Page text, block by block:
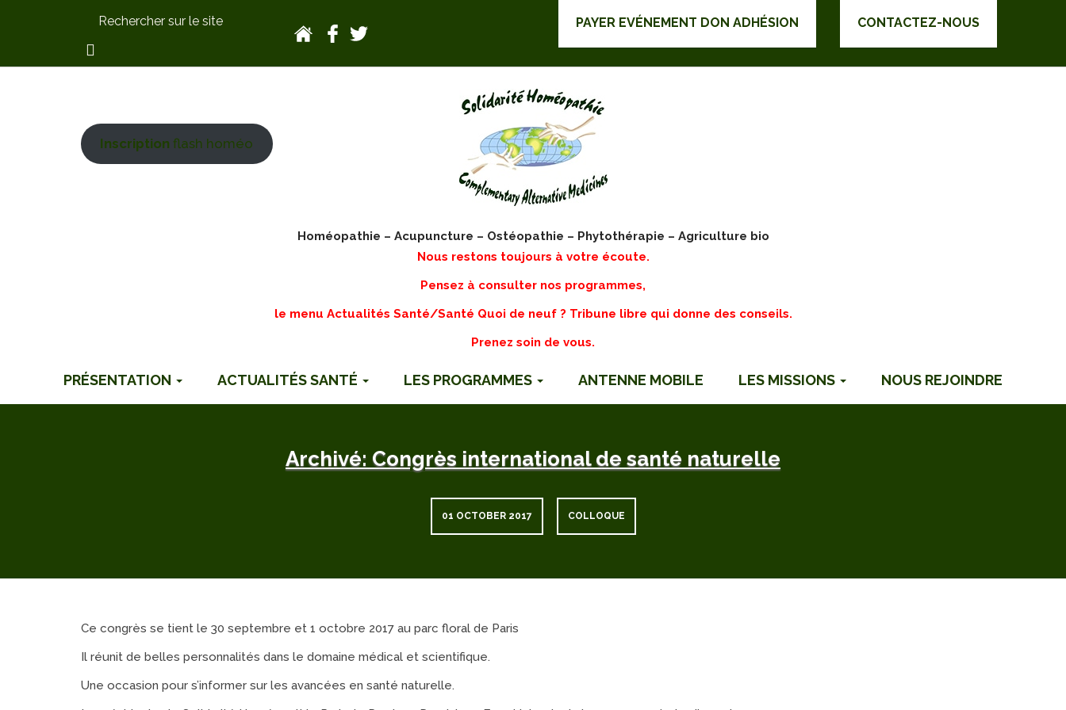
PAYER EVÉNEMENT DON ADHÉSION CONTACTEZ-NOUS
Inscription flash homéo
Homéopathie – Acupuncture – Ostéopathie – Phytothérapie – Agriculture bio
Nous restons toujours à votre écoute.
Pensez à consulter nos programmes,
le menu Actualités Santé/Santé Quoi de neuf ? Tribune libre qui donne des conseils.
Prenez soin de vous.
PRÉSENTATION ACTUALITÉS SANTÉ LES PROGRAMMES ANTENNE MOBILE LES MISSIONS NOUS REJOINDRE
Archivé: Congrès international de santé naturelle
01 OCTOBER 2017 COLLOQUE
Ce congrès se tient le 30 septembre et 1 octobre 2017 au parc floral de Paris
Il réunit de belles personnalités dans le domaine médical et scientifique.
Une occasion pour s’informer sur les avancées en santé naturelle.